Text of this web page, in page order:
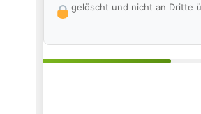
gelöscht und nicht an Dritte